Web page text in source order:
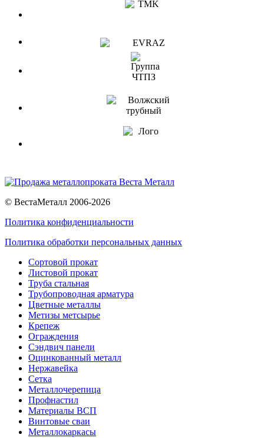
© ВестаМеталл 2006-2026
Политика конфиденциальности
Политика обработки персональных данных
Сортовой прокат
Листовой прокат
Труба стальная
Трубопроводная арматура
Цветные металлы
Метизы метсырье
Крепеж
Ограждения
Сэндвич панели
Оцинкованный металл
Нержавейка
Сетка
Металлочерепица
Профнастил
Материалы ВСП
Винтовые сваи
Металлокаркасы